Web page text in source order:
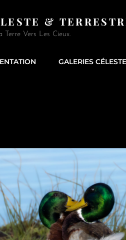
&
Vers Les Cieux.
GALERIES CÉLESTE